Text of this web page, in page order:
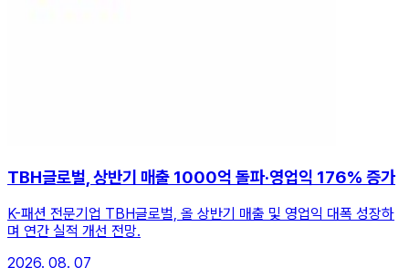
TBH글로벌, 상반기 매출 1000억 돌파·영업익 176% 증가
K-패션 전문기업 TBH글로벌, 올 상반기 매출 및 영업익 대폭 성장하
며 연간 실적 개선 전망.
2026. 08. 07